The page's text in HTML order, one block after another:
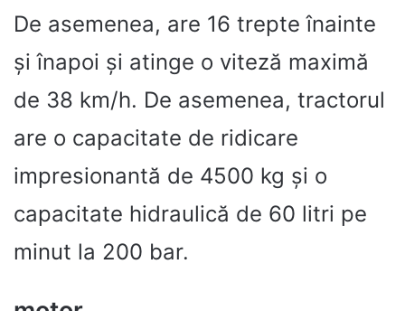
De asemenea, are 16 trepte înainte
și înapoi și atinge o viteză maximă
de 38 km/h. De asemenea, tractorul
are o capacitate de ridicare
impresionantă de 4500 kg și o
capacitate hidraulică de 60 litri pe
minut la 200 bar.